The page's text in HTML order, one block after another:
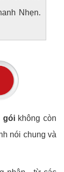
Nhẹn.
góikhông còn
nói chung và